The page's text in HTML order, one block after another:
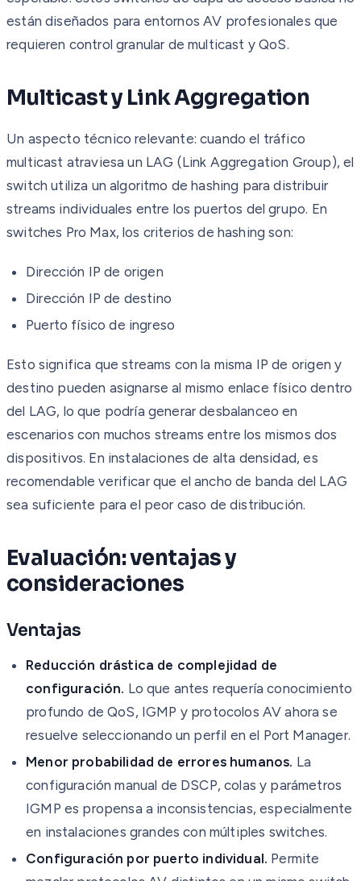
están diseñados para entornos AV profesionales que
requieren control granular de multicast y QoS.
Multicast y Link Aggregation
Un aspecto técnico relevante: cuando el tráfico
multicast atraviesa un LAG (Link Aggregation Group), el
switch utiliza un algoritmo de hashing para distribuir
streams individuales entre los puertos del grupo. En
switches Pro Max, los criterios de hashing son:
Dirección IP de origen
Dirección IP de destino
Puerto físico de ingreso
Esto significa que streams con la misma IP de origen y
destino pueden asignarse al mismo enlace físico dentro
del LAG, lo que podría generar desbalanceo en
escenarios con muchos streams entre los mismos dos
dispositivos. En instalaciones de alta densidad, es
recomendable verificar que el ancho de banda del LAG
sea suficiente para el peor caso de distribución.
Evaluación: ventajas y
consideraciones
Ventajas
Reducción drástica de complejidad de
configuración. Lo que antes requería conocimiento
profundo de QoS, IGMP y protocolos AV ahora se
resuelve seleccionando un perfil en el Port Manager.
Menor probabilidad de errores humanos. La
configuración manual de DSCP, colas y parámetros
IGMP es propensa a inconsistencias, especialmente
en instalaciones grandes con múltiples switches.
Configuración por puerto individual. Permite